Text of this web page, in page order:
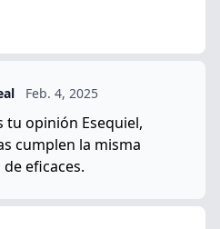
Feb. 4, 2025
tu opinión Esequiel,
cumplen la misma
eficaces.